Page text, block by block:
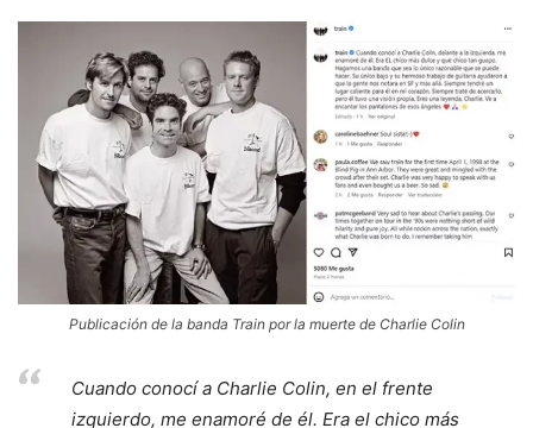
Publicación de la banda Train por la muerte de Charlie Colin
Cuando conocí a Charlie Colin, en el frente
izquierdo, me enamoré de él. Era el chico más